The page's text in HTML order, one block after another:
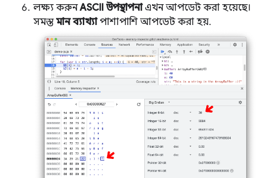
লক্ষ্য করুনASCII উপস্থাপনাএখন আপডেট করা হয়েছে।
সমস্তমান ব্যাখ্যাপাশাপাশি আপডেট করা হয়.